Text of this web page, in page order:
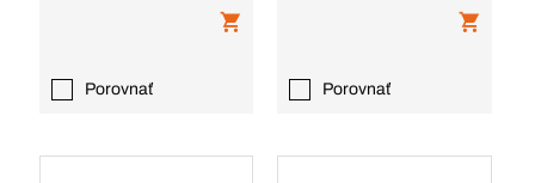
Porovnať Porovnať